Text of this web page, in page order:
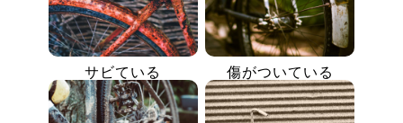
サビている 傷がついている